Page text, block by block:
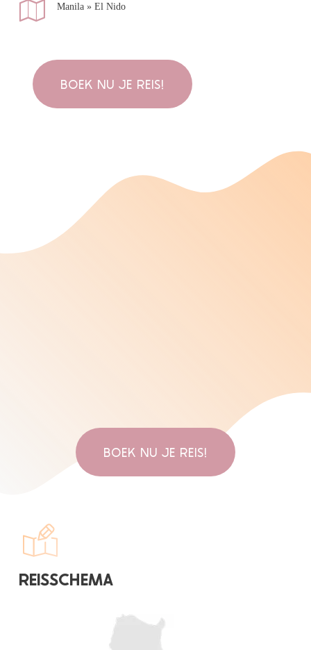
Manila » El Nido
BOEK NU JE REIS!
BOEK NU JE REIS!
REISSCHEMA